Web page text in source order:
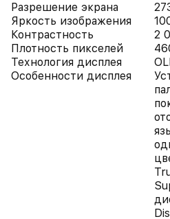
Разрешение экрана
Яркость изображения
Контрастность
2
Плотность пикселей
Технология дисплея
Особенности дисплея